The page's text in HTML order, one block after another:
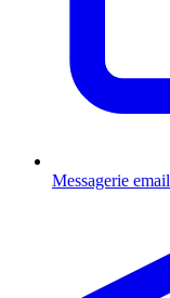
Messagerie email